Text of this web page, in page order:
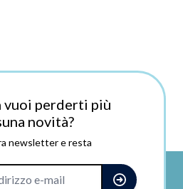
vuoi perderti più
novità?
newsletter e resta